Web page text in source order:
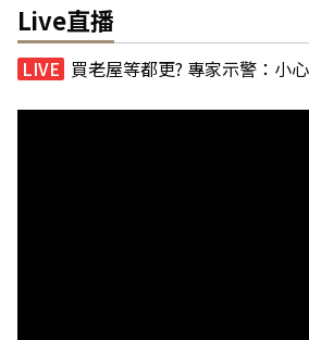
Live直播
買老屋等都更? 專家示警：小